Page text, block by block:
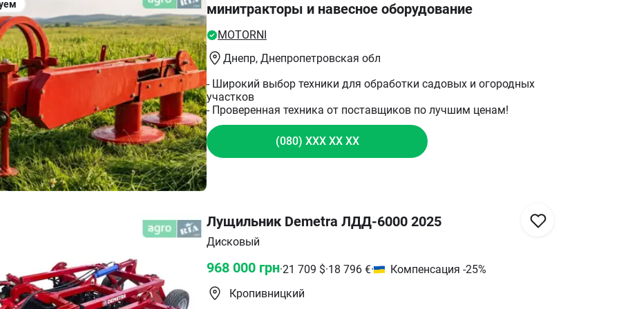
Лущильник Demetra ЛДД-6000 2025
Дисковый
968 000 грн·21 709 $·18 796 €·
Компенсация -25%
Кропивницкий
минитракторы и навесное оборудование
MOTORNI
Днепр, Днепропетровская обл
- Широкий выбор техники для обработки садовых и огородных
участков
- Проверенная техника от поставщиков по лучшим ценам!
(080) XXX XX XX